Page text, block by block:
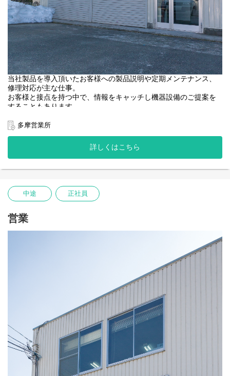
当社製品を導入頂いたお客様への製品説明や定期メンテナンス、
修理対応が主な仕事。
お客様と接点を持つ中で、情報をキャッチし機器設備のご提案を
することもあります。
★業務用連続炊飯システムで全国トップクラス！
★2006年に「愛知県ブランド企業」に認定された優良企業！
★業界内でのシェア・知名度・技術力の高さに自信あり！
＜仕事詳細＞
業務用厨房機器（機械・電気製品）のメンテナンス・サポート業
病院、学校給食、食品工場で修理を行います。
最初は先輩スタッフに同行し、仕事の流れを覚えましょう。
ください。
奥が深く、おいしいご飯を炊くための知識や建築・電気・ガス・
1人前になるには数年はかかりますが、その分やりがいのあるお仕
多摩営業所
詳しくはこちら
中途 正社員
営業